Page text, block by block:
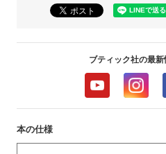
ブティック社の最新
本の仕様